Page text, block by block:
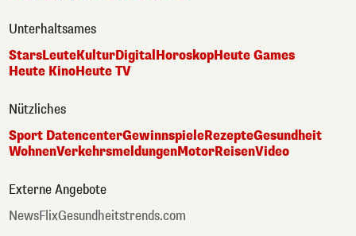
Unterhaltsames
StarsLeuteKulturDigital HoroskopHeute Games
Heute KinoHeute TV
Nützliches
Sport DatencenterGewinnspieleRezepteGesundheit
WohnenVerkehrsmeldungenMotorReisenVideo
Externe Angebote
NewsFlixGesundheitstrends.com